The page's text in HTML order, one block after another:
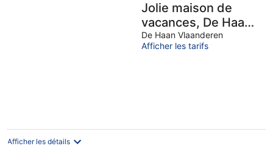
Jolie maison de
vacances, De Haan,
6 pers., Entièrement
rénovée en 2017,
De Haan Vlaanderen
Afficher les tarifs
Afficher les détails